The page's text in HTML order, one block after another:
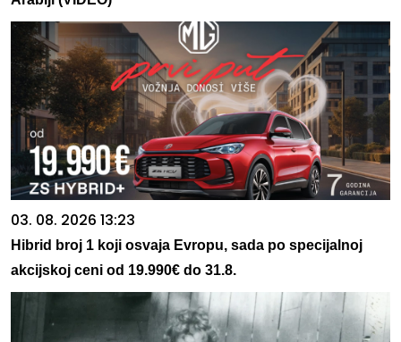
03. 08. 2026 13:23
Hibrid broj 1 koji osvaja Evropu, sada po specijalnoj
akcijskoj ceni od 19.990€ do 31.8.